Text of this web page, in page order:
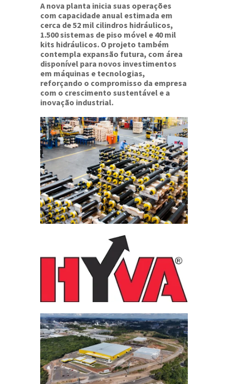
A nova planta inicia suas operações
com capacidade anual estimada em
cerca de 52 mil cilindros hidráulicos,
1.500 sistemas de piso móvel e 40 mil
kits hidráulicos. O projeto também
contempla expansão futura, com área
disponível para novos investimentos
em máquinas e tecnologias,
reforçando o compromisso da empresa
com o crescimento sustentável e a
inovação industrial.